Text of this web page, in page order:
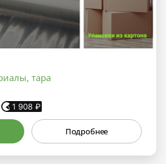
тара
1 908 ₽
Подробнее